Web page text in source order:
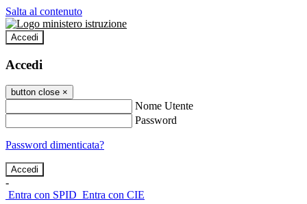
Salta al contenuto
Accedi
Accedi
button close ×
Nome Utente
Password
Password dimenticata?
-
Entra con SPID Entra con CIE